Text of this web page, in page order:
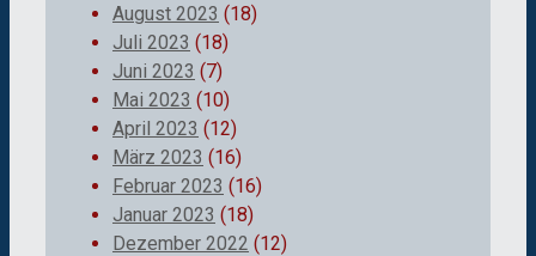
August 2023 (18)
Juli 2023 (18)
Juni 2023 (7)
Mai 2023 (10)
April 2023 (12)
März 2023 (16)
Februar 2023 (16)
Januar 2023 (18)
Dezember 2022 (12)